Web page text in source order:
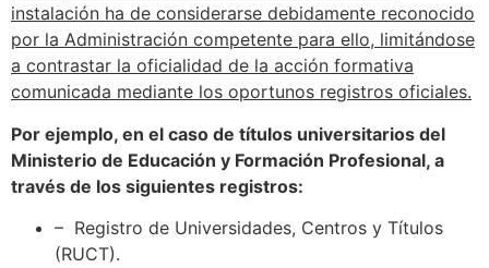
instalación ha de considerarse debidamente reconocido
por la Administración competente para ello, limitándose
a contrastar la oficialidad de la acción formativa
comunicada mediante los oportunos registros oficiales.
Por ejemplo, en el caso de títulos universitarios del
Ministerio de Educación y Formación Profesional, a
través de los siguientes registros:
– Registro de Universidades, Centros y Títulos
(RUCT).